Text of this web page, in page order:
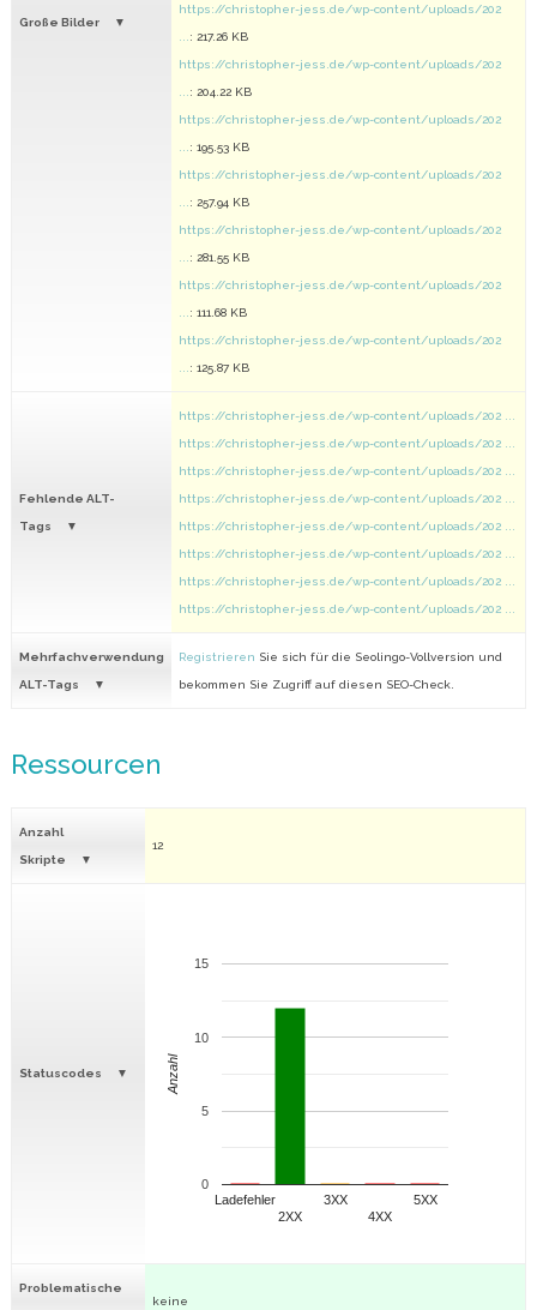
Große Bilder
https://christopher-jess.de/wp-content/uploads/202
: 217.26 KB
https://christopher-jess.de/wp-content/uploads/202
: 204.22 KB
https://christopher-jess.de/wp-content/uploads/202
: 195.53 KB
https://christopher-jess.de/wp-content/uploads/202
: 257.94 KB
https://christopher-jess.de/wp-content/uploads/202
: 281.55 KB
https://christopher-jess.de/wp-content/uploads/202
: 111.68 KB
https://christopher-jess.de/wp-content/uploads/202
: 125.87 KB
Fehlende ALT-
Tags
https://christopher-jess.de/wp-content/uploads/202 ...
https://christopher-jess.de/wp-content/uploads/202 ...
https://christopher-jess.de/wp-content/uploads/202 ...
https://christopher-jess.de/wp-content/uploads/202 ...
https://christopher-jess.de/wp-content/uploads/202 ...
https://christopher-jess.de/wp-content/uploads/202 ...
https://christopher-jess.de/wp-content/uploads/202 ...
https://christopher-jess.de/wp-content/uploads/202 ...
Mehrfachverwendung
ALT-Tags
Registrieren Sie sich für die Seolingo-Vollversion und
bekommen Sie Zugriff auf diesen SEO-Check.
Ressourcen
Anzahl
Skripte
12
Statuscodes
Ladefehler
2XX
3XX
4XX
5XX
0
5
10
15
Anzahl
Problematische
keine